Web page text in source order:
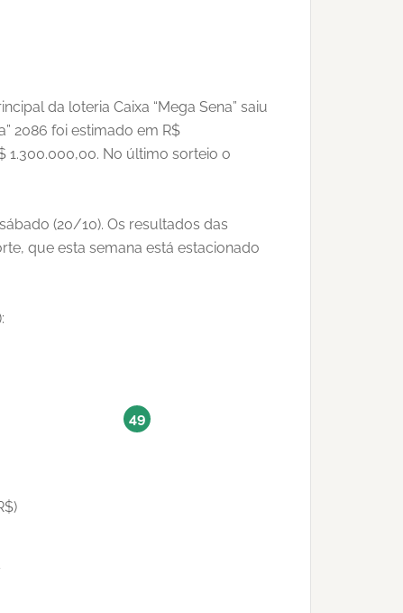
da loteria Caixa “Mega Sena” saiu
2086 foi estimado em R$
1.300.000,00. No último sorteio o
(20/10). Os resultados das
que esta semana está estacionado
49